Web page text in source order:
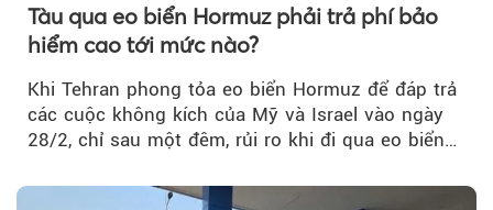
Tàu qua eo biển Hormuz phải trả phí bảo
hiểm cao tới mức nào?
Khi Tehran phong tỏa eo biển Hormuz để đáp trả
các cuộc không kích của Mỹ và Israel vào ngày
28/2, chỉ sau một đêm, rủi ro khi đi qua eo biển
theo.